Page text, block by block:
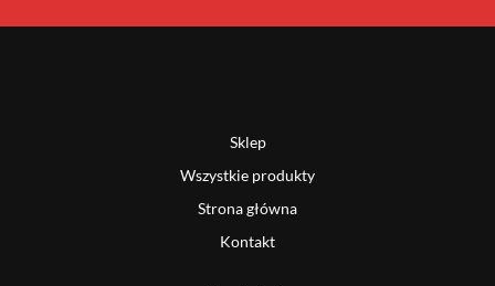
Sklep
Wszystkie produkty
Strona główna
Kontakt